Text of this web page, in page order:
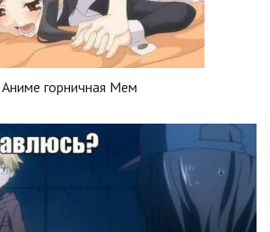
Аниме горничная Мем